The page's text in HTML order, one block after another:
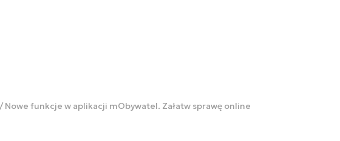
Nowe funkcje w aplikacji mObywatel. Załatw sprawę online